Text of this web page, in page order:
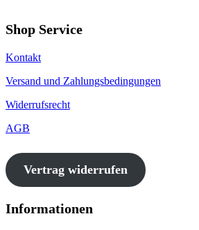
Shop Service
Kontakt
Versand und Zahlungsbedingungen
Widerrufsrecht
AGB
Vertrag widerrufen
Informationen